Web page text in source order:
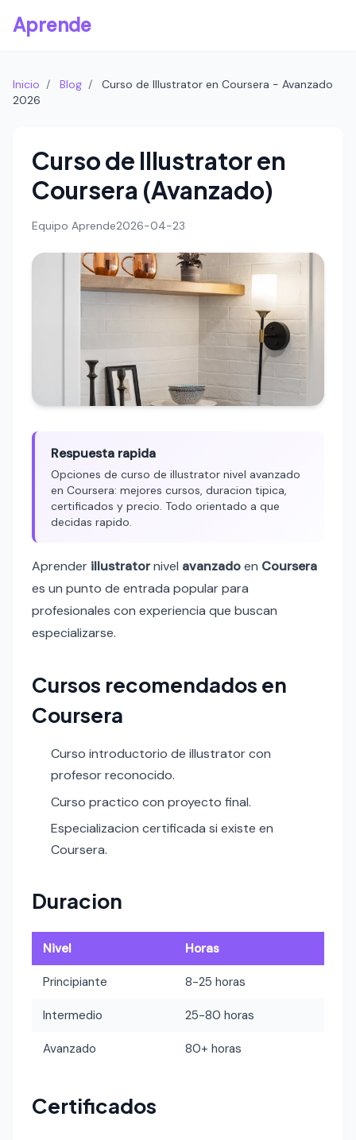
Aprende
Inicio / Blog /
Curso de Illustrator en Coursera - Avanzado
2026
Curso de Illustrator en
Coursera (Avanzado)
Equipo Aprende2026-04-23
Respuesta rapida
Opciones de curso de illustrator nivel avanzado
en Coursera: mejores cursos, duracion tipica,
certificados y precio. Todo orientado a que
decidas rapido.
Aprender illustratornivel avanzadoen Coursera
es un punto de entrada popular para
profesionales con experiencia que buscan
especializarse.
Cursos recomendados en
Coursera
Curso introductorio de illustrator con
profesor reconocido.
Curso practico con proyecto final.
Especializacion certificada si existe en
Coursera.
Duracion
Nivel Horas
Principiante 8-25 horas
Intermedio 25-80 horas
Avanzado 80+ horas
Certificados